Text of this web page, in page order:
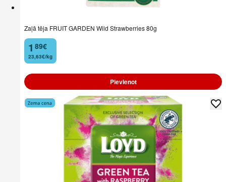
Zaļā tēja FRUIT GARDEN Wild Strawberries 80g
1
. 89€
23,63€/kg
Pievienot